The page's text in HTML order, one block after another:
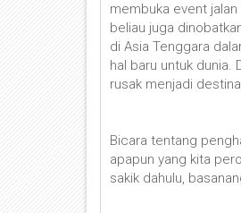
membuka event
beliau juga
di Asia Tenggara
hal baru untuk dunia.
rusak menjadi
Bicara tentang
apapun yang kita
sakik dahulu,